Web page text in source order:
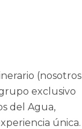
(nosotros
exclusivo
del Agua,
única.